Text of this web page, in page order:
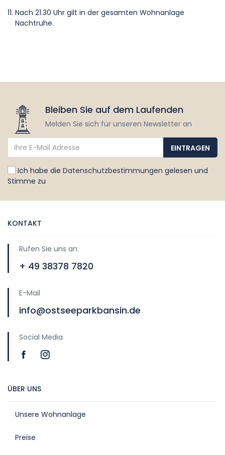
Nach 21.30 Uhr gilt in der gesamten Wohnanlage
Nachtruhe.
Bleiben Sie auf dem Laufenden
Melden Sie sich für unseren Newsletter an
Ich habe die Datenschutzbestimmungen gelesen und
Stimme zu
KONTAKT
Rufen Sie uns an:
+ 49 38378 7820
E-Mail
info@ostseeparkbansin.de
Social Media
ÜBER UNS
Unsere Wohnanlage
Preise